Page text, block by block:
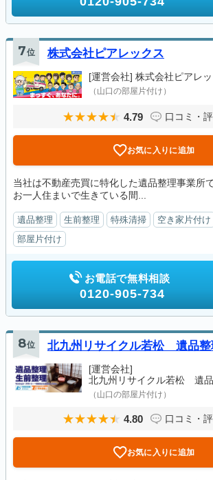
7位 株式会社ピアレックス
[運営会社] 株式会社ピアレ
（山口の部屋片付け）
4.79 口コミ・
お気に入りに追加
当社は不動産売買に特化した遺品整理事業所で
お一人住まいで生きている間...
遺品整理 生前整理 特殊清掃 空き家片付け
部屋片付け
お電話で無料相談
0120-905-734
8位 北九州リサイクル若松 遺品整
[運営会社]
北九州リサイクル若松 遺
（山口の部屋片付け）
4.80 口コミ・
お気に入りに追加